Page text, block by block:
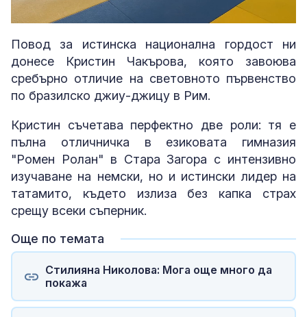
Unmute Loaded
Повод за истинска национална гордост ни
донесе Кристин Чакърова, която завоюва
сребърно отличие на световното първенство
по бразилско джиу-джицу в Рим.
Кристин съчетава перфектно две роли: тя е
пълна отличничка в езиковата гимназия
"Ромен Ролан" в Стара Загора с интензивно
изучаване на немски, но и истински лидер на
татамито, където излиза без капка страх
срещу всеки съперник.
Още по темата
Стилияна Николова: Мога още много да
покажа